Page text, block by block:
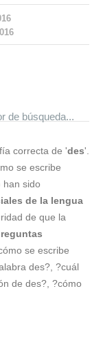
de búsqueda...
correcta de 'des'.
se escribe
han sido
de la lengua
de que la
se escribe
des?, ?cuál
de des?, ?cómo